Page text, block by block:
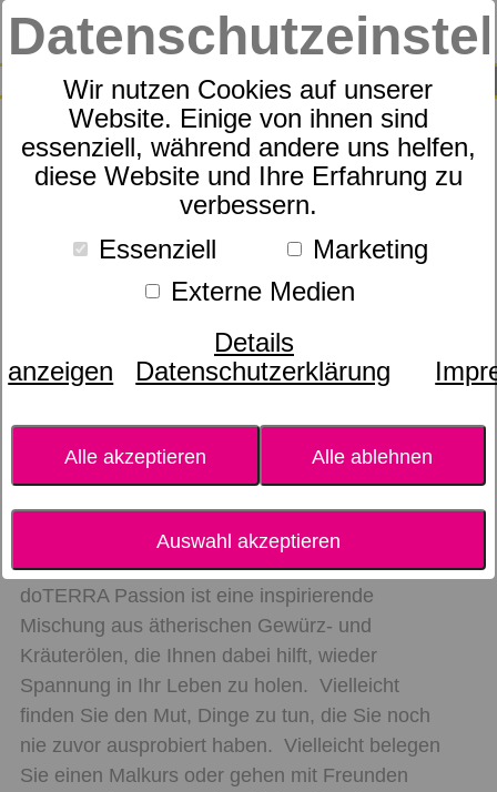
Wir nutzen Cookies auf unserer
Website. Einige von ihnen sind
essenziell, während andere uns helfen,
diese Website und Ihre Erfahrung zu
verbessern.
Essenziell
Marketing
Externe Medien
Details
anzeigen
Datenschutzerklärung
Alle akzeptieren Alle ablehnen
Auswahl akzeptieren
SUCHE
0
Passion 5 ml - die
inspirierende Michung
doTERRA Passion ist eine inspirierende
Mischung aus ätherischen Gewürz- und
Kräuterölen, die Ihnen dabei hilft, wieder
Spannung in Ihr Leben zu holen. Vielleicht
finden Sie den Mut, Dinge zu tun, die Sie noch
nie zuvor ausprobiert haben. Vielleicht belegen
Sie einen Malkurs oder gehen mit Freunden